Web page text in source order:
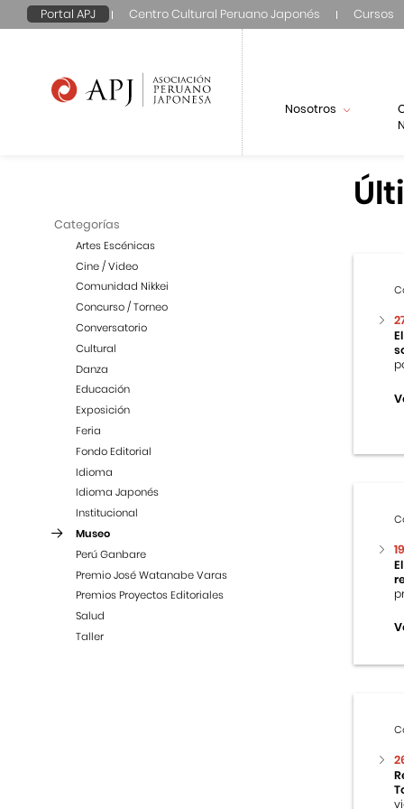
Portal APJ Centro Cultural Peruano Japonés Cursos
Nosotros
Categorías
Artes Escénicas
Cine / Video
Comunidad Nikkei
Concurso / Torneo
Conversatorio
Cultural
Danza
Educación
Exposición
Feria
Fondo Editorial
Idioma
Idioma Japonés
Institucional
Museo
Perú Ganbare
Premio José Watanabe Varas
Premios Proyectos Editoriales
Salud
Taller